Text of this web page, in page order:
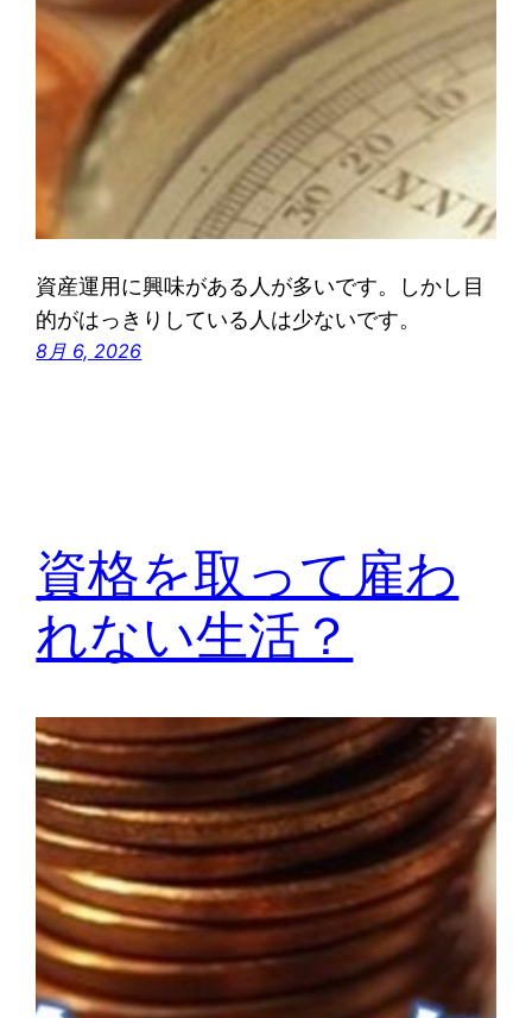
資産運用に興味がある人が多いです。しかし目
的がはっきりしている人は少ないです。
8月 6, 2026
資格を取って雇わ
れない生活？